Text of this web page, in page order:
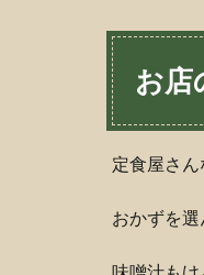
お店
定食屋さ
おかずを選